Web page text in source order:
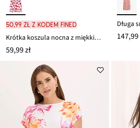
50,99 zł z kodem FINED
Krótka koszula nocna z miękkiej mieszanki wiskozy
59,99 zł
147,99